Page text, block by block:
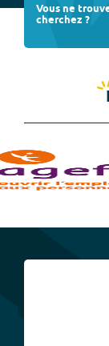
Vous ne
cherchez ?